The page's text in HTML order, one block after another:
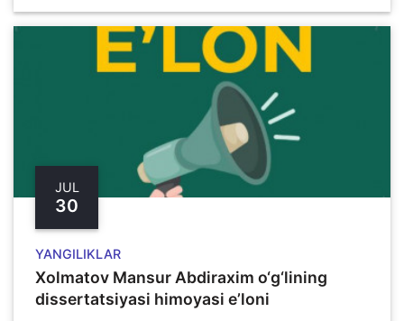
JUL
30
YANGILIKLAR
Xolmatov Mansur Abdiraxim o‘g‘lining
dissertatsiyasi himoyasi e’loni